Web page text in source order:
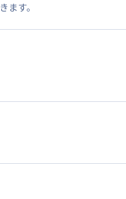
ます。